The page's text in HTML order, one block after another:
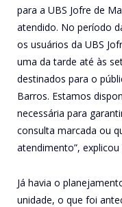
para a UBS Jofre de
atendido. No período
os usuários da UBS
uma da tarde até às
destinados para o
Barros. Estamos
necessária para
consulta marcada ou
atendimento”, explicou
Já havia o
unidade, o que foi